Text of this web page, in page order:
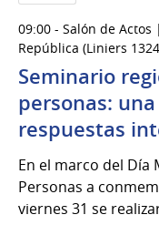
de
Jul
del
2026
09:00 - Salón de
República (Liniers
Seminario
personas:
respuestas
En el marco del Día
Personas a
viernes 31 se